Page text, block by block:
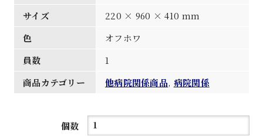
サイズ
220 × 960 × 410 mm
色
オフホワ
員数
1
商品カテゴリー
他病院関係商品, 病院関係
個数
シ